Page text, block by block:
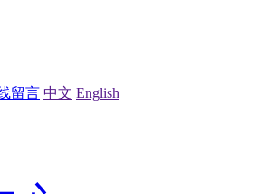
留言 中文 English